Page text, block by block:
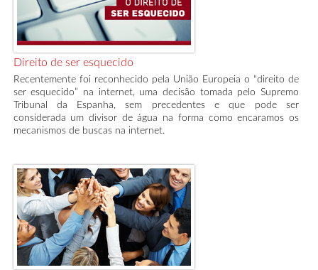
Direito de ser esquecido
Recentemente foi reconhecido pela União Europeia o “direito de
ser esquecido” na internet, uma decisão tomada pelo Supremo
Tribunal da Espanha, sem precedentes e que pode ser
considerada um divisor de água na forma como encaramos os
mecanismos de buscas na internet.